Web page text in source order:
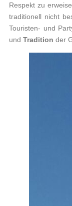
Respekt zu
traditionell nicht
Touristen- und
und Tradition der